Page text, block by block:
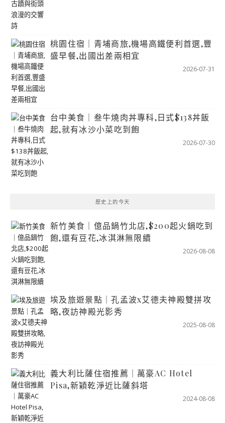
桃園住宿｜青埔商旅,機場高鐵便利首選,豐
盛早餐,出國出差兩相宜
2026-07-31
台中美食｜叁牛燒肉丼專科,日式$138丼飯
起,就有冰沙小菜吃到飽
2026-07-30
歷史上的今天
新竹美食｜億品鍋竹北店,$200起火鍋吃到
飽,還有豆花,冰淇淋無限續
2026-08-08
埃及旅遊景點｜孔孟波x艾德夫神殿雙拼攻
略,夜訪神殿光影秀
2025-08-08
義大利比薩住宿推薦｜萬豪AC Hotel
Pisa,新穎乾淨近比薩斜塔
2024-08-08